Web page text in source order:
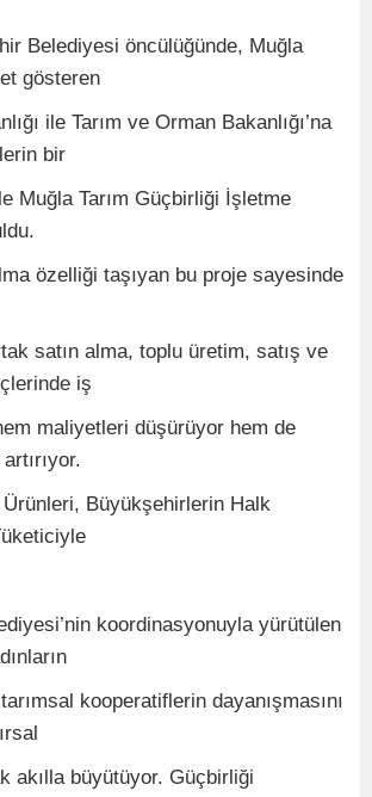
Belediyesi öncülüğünde, Muğla
gösteren
ile Tarım ve Orman Bakanlığı’na
bir
Muğla Tarım Güçbirliği İşletme
özelliği taşıyan bu proje sayesinde
satın alma, toplu üretim, satış ve
iş
maliyetleri düşürüyor hem de
Ürünleri, Büyükşehirlerin Halk
koordinasyonuyla yürütülen
kooperatiflerin dayanışmasını
akılla büyütüyor. Güçbirliği